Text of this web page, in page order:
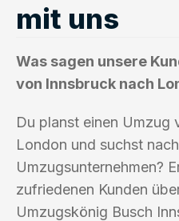
mit uns
Was sagen unsere
von Innsbruck nach
Du planst einen Umzug
London und suchst
Umzugsunternehmen?
zufriedenen Kunden
Umzugskönig Busch